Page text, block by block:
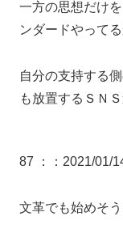
一方の思想だけ
ンダードやって
自分の支持する
も放置するＳＮ
87 ： ：2021/01/
文革でも始めそ